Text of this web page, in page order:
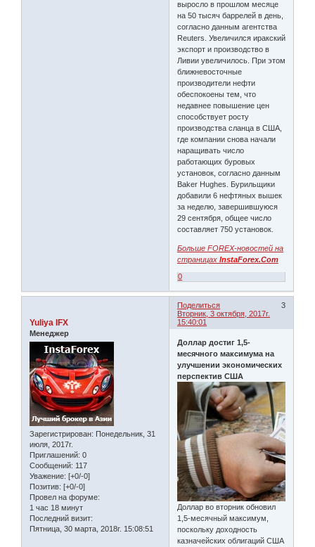
выросло в прошлом месяце
на 50 тысяч баррелей в день,
согласно данным агентства
Reuters. Увеличился иракский
экспорт и производство в
Ливии увеличилось. При этом
ближневосточные
производители нефти
обеспокоены тем, что
недавнее повышение цен
способствует росту
производства сланца в США,
где компании снова начали
наращивать число
работающих буровых
установок, согласно данным
Baker Hughes. Бурильщики
добавили 6 нефтяных вышек
за неделю, завершившуюся
29 сентября, общее число
составляет 750 установок.
Больше FOREX-новостей на
страницахInstaForex.Com
0
Поделиться
3
Вторник, 3 октября, 2017г.
15:40:01
Yuliya IFX
Менеджер
Зарегистрирован: Понедельник, 31
июля, 2017г.
Приглашений: 0
Сообщений: 117
Уважение: [+0/-0]
Позитив: [+0/-0]
Провел на форуме:
1 час 18 минут
Последний визит:
Пятница, 30 марта, 2018г. 15:08:51
Доллар достиг 1,5-
месячного максимума на
улучшении экономических
перспектив США
Доллар во вторник обновил
1,5-месячный максимум,
поскольку доходность
казначейских облигаций США